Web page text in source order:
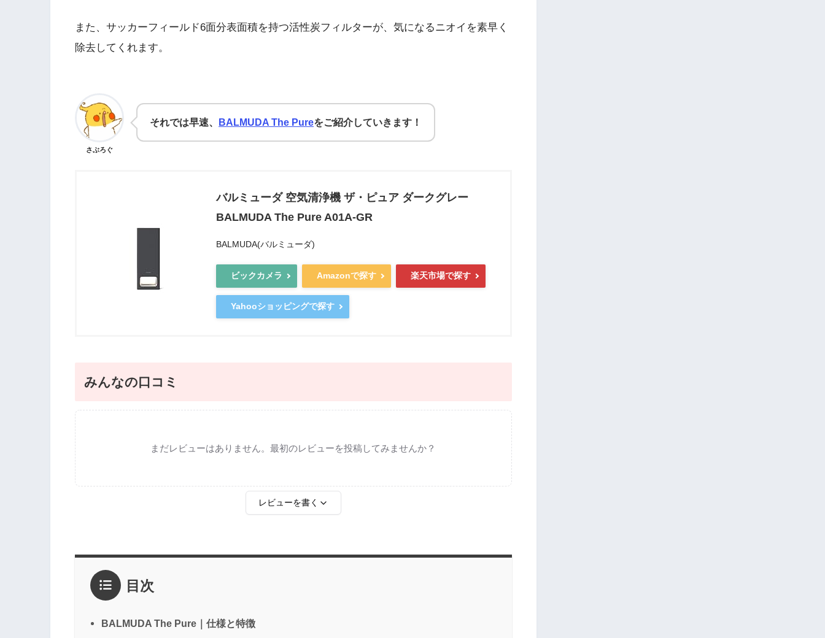
また、サッカーフィールド6面分表面積を持つ活性炭フィルターが、気になるニオイを素早く
除去してくれます。
さぶろぐ
それでは早速、 BALMUDA The Pureをご紹介していきます！
バルミューダ 空気清浄機 ザ・ピュア ダークグレー
BALMUDA The Pure A01A-GR
BALMUDA(バルミューダ)
ビックカメラ Amazonで探す 楽天市場で探す
Yahooショッピングで探す
みんなの口コミ
まだレビューはありません。最初のレビューを投稿してみませんか？
レビューを書く
2点
1点
感想*
目次
BALMUDA The Pure｜仕様と特徴